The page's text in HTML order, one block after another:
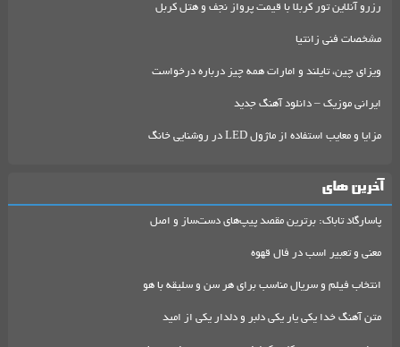
رزرو آنلاین تور کربلا با قیمت پرواز نجف و هتل کربل
مشخصات فنی زانتیا
ویزای چین، تایلند و امارات همه چیز درباره درخواست
ایرانی موزیک – دانلود آهنگ جدید
مزایا و معایب استفاده از ماژول LED در روشنایی خانگ
آخرین های
پاسارگاد تاباک: برترین مقصد پیپ‌های دست‌ساز و اصل
معنی و تعبیر اسب در فال قهوه
انتخاب فیلم و سریال مناسب برای هر سن و سلیقه با هو
متن آهنگ خدا یکی یار یکی دلبر و دلدار یکی از امید